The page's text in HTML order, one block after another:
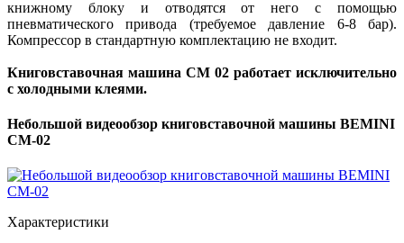
книжному блоку и отводятся от него с помощью
пневматического привода (требуемое давление 6-8 бар).
Компрессор в стандартную комплектацию не входит.
Книговставочная машина CM 02 работает исключительно
с холодными клеями.
Небольшой видеообзор книговставочной машины BEMINI
CM-02
Характеристики